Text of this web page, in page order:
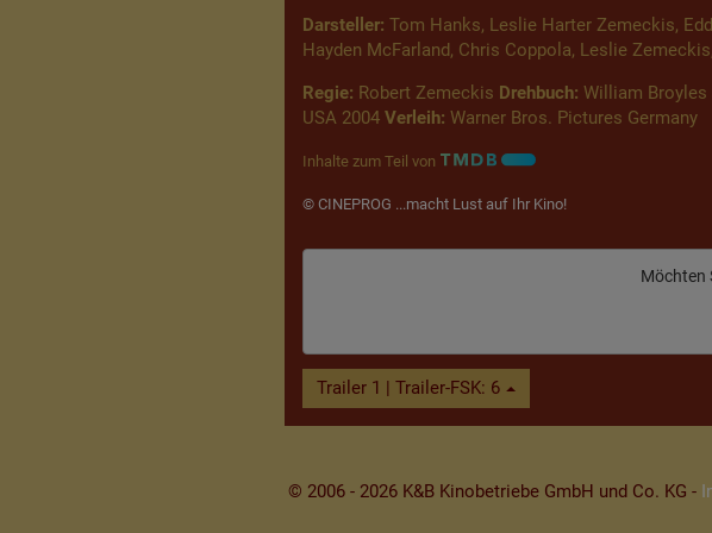
Darsteller: Tom Hanks, Leslie Harter Zemeckis,
Hayden McFarland, Chris Coppola, Leslie
Regie: Robert Zemeckis Drehbuch: William Broyles
USA 2004 Verleih: Warner Bros. Pictures Germany
Inhalte zum Teil von
© CINEPROG ...macht Lust auf Ihr Kino!
Möchten
Trailer 1 | Trailer-FSK: 6
© 2006 - 2026 K&B Kinobetriebe GmbH und Co. KG -